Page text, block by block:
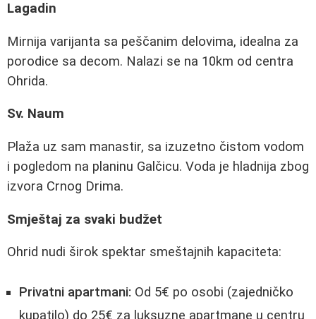
Lagadin
Mirnija varijanta sa peščanim delovima, idealna za
porodice sa decom. Nalazi se na 10km od centra
Ohrida.
Sv. Naum
Plaža uz sam manastir, sa izuzetno čistom vodom
i pogledom na planinu Galčicu. Voda je hladnija zbog
izvora Crnog Drima.
Smještaj za svaki budžet
Ohrid nudi širok spektar smeštajnih kapaciteta:
Privatni apartmani: Od 5€ po osobi (zajedničko
kupatilo) do 25€ za luksuzne apartmane u centru